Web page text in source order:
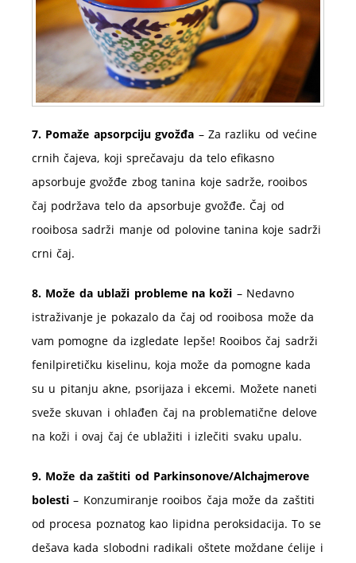
7. Pomaže apsorpciju gvožđa – Za razliku od većine
crnih čajeva, koji sprečavaju da telo efikasno
apsorbuje gvožđe zbog tanina koje sadrže, rooibos
čaj podržava telo da apsorbuje gvožđe. Čaj od
rooibosa sadrži manje od polovine tanina koje sadrži
crni čaj.
8. Može da ublaži probleme na koži – Nedavno
istraživanje je pokazalo da čaj od rooibosa može da
vam pomogne da izgledate lepše! Rooibos čaj sadrži
fenilpiretičku kiselinu, koja može da pomogne kada
su u pitanju akne, psorijaza i ekcemi. Možete naneti
sveže skuvan i ohlađen čaj na problematične delove
na koži i ovaj čaj će ublažiti i izlečiti svaku upalu.
9. Može da zaštiti od Parkinsonove/Alchajmerove
bolesti – Konzumiranje rooibos čaja može da zaštiti
od procesa poznatog kao lipidna peroksidacija. To se
dešava kada slobodni radikali oštete moždane ćelije i